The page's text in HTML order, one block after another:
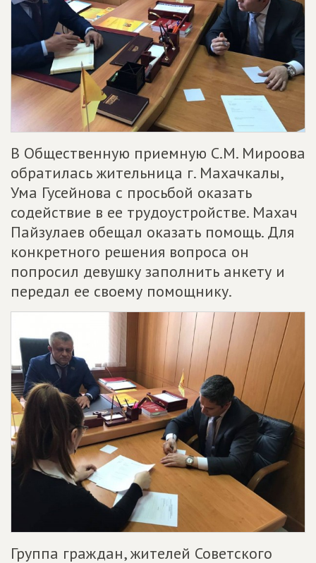
В Общественную приемную С.М. Мироова
обратилась жительница г. Махачкалы,
Ума Гусейнова с просьбой оказать
содействие в ее трудоустройстве. Махач
Пайзулаев обещал оказать помощь. Для
конкретного решения вопроса он
попросил девушку заполнить анкету и
передал ее своему помощнику.
Группа граждан, жителей Советского